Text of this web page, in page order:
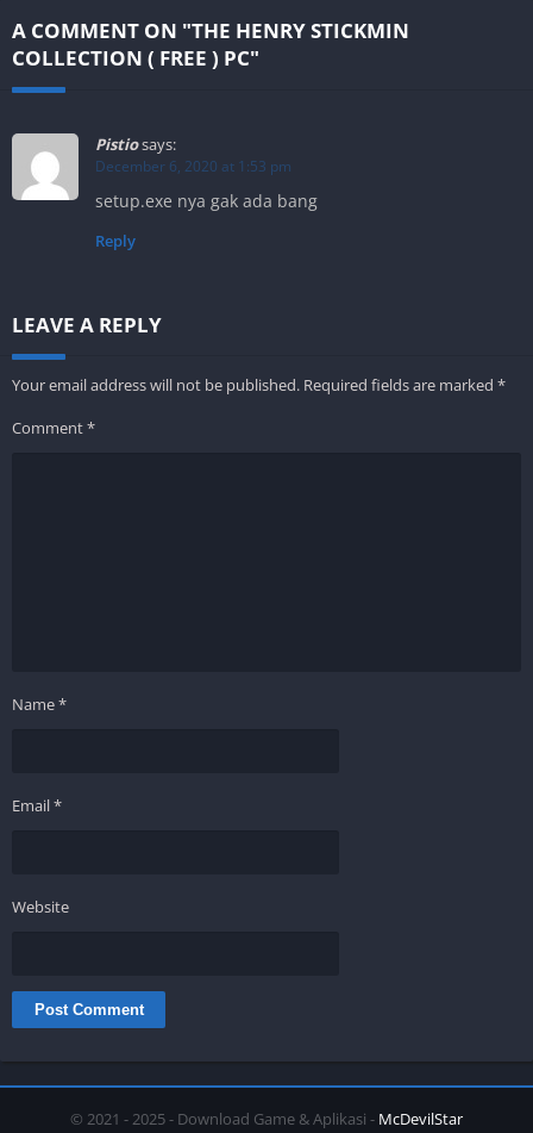
A COMMENT ON "THE HENRY STICKMIN
COLLECTION ( FREE ) PC"
Pistiosays:
December 6, 2020 at 1:53 pm
setup.exe nya gak ada bang
Reply
LEAVE A REPLY
Your email address will not be published. Required fields are marked *
Comment*
Name*
Email*
Website
© 2021 - 2025 - Download Game & Aplikasi - McDevilStar